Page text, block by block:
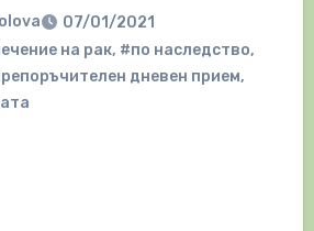
07/01/2021
на рак, #по наследство,
дневен прием,